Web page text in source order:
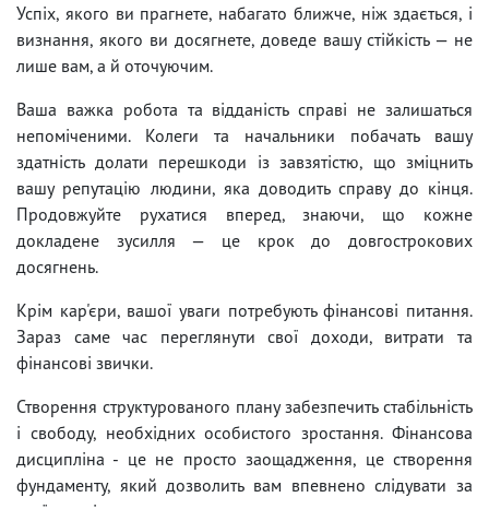
Успіх, якого ви прагнете, набагато ближче, ніж здається, і
визнання, якого ви досягнете, доведе вашу стійкість — не
лише вам, а й оточуючим.
Ваша важка робота та відданість справі не залишаться
непоміченими. Колеги та начальники побачать вашу
здатність долати перешкоди із завзятістю, що зміцнить
вашу репутацію людини, яка доводить справу до кінця.
Продовжуйте рухатися вперед, знаючи, що кожне
докладене зусилля — це крок до довгострокових
досягнень.
Крім кар'єри, вашої уваги потребують фінансові питання.
Зараз саме час переглянути свої доходи, витрати та
фінансові звички.
Створення структурованого плану забезпечить стабільність
і свободу, необхідних особистого зростання. Фінансова
дисципліна - це не просто заощадження, це створення
фундаменту, який дозволить вам впевнено слідувати за